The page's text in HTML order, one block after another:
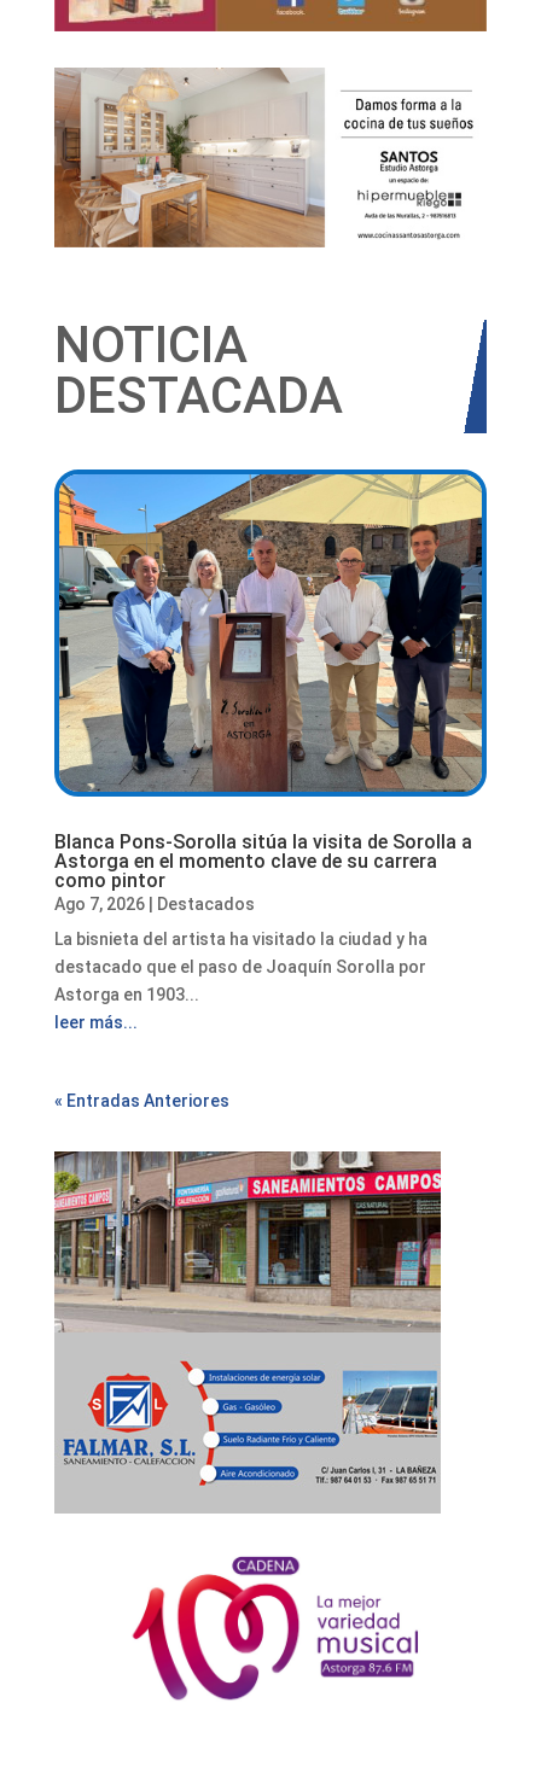
NOTICIA
DESTACADA
Blanca Pons-Sorolla sitúa la visita de Sorolla a
Astorga en el momento clave de su carrera
como pintor
Ago 7, 2026|
Destacados
La bisnieta del artista ha visitado la ciudad y ha
destacado que el paso de Joaquín Sorolla por
Astorga en 1903...
leer más...
« Entradas Anteriores